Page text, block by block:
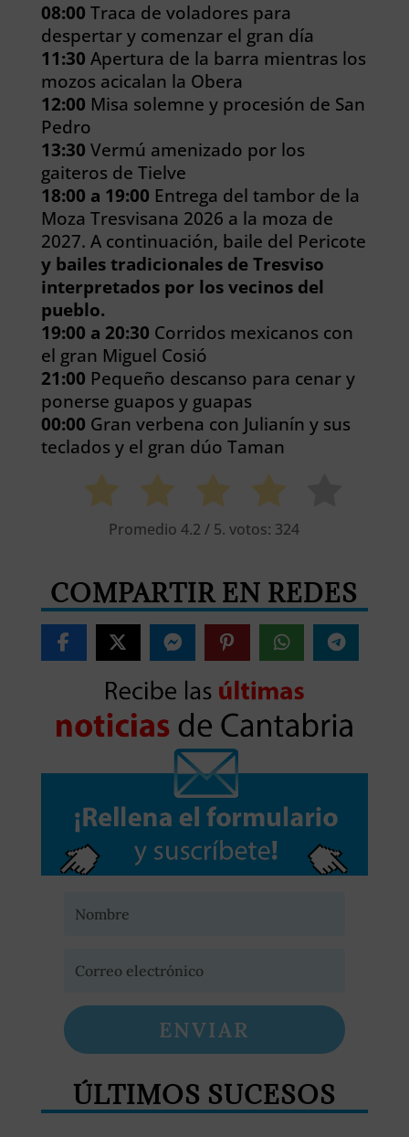
08:00 Traca de voladores para
despertar y comenzar el gran día
11:30 Apertura de la barra mientras los
mozos acicalan la Obera
12:00 Misa solemne y procesión de San
Pedro
13:30 Vermú amenizado por los
gaiteros de Tielve
18:00 a 19:00 Entrega del tambor de la
Moza Tresvisana 2026 a la moza de
2027. A continuación, baile del Pericote
y bailes tradicionales de Tresviso
interpretados por los vecinos del
pueblo.
19:00 a 20:30 Corridos mexicanos con
el gran Miguel Cosió
21:00 Pequeño descanso para cenar y
ponerse guapos y guapas
00:00 Gran verbena con Julianín y sus
teclados y el gran dúo Taman
Promedio4.2 / 5. votos: 324
COMPARTIR EN REDES
ENVIAR
ÚLTIMOS SUCESOS